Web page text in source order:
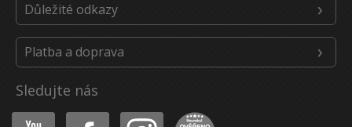
Důležité odkazy
Platba a doprava
Sledujte nás
Youtube Facebook Instagram Heureka